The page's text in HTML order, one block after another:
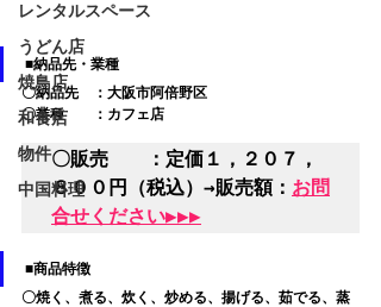
レンタルスペース
うどん店
焼鳥店
和食店
物件
中国料理
■納品先・業種
〇納品先　：大阪市阿倍野区
〇業種　　：カフェ店
〇販売　　：定価１，２０７，
８００円（税込）→販売額： お問
合せください▶▶▶
■商品特徴
〇焼く、煮る、炊く、炒める、揚げる、茹でる、蒸